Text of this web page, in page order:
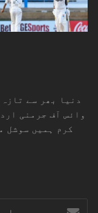
دنیا بھر سے
وائس آف جرمنی
کرم ہمیں سوشل